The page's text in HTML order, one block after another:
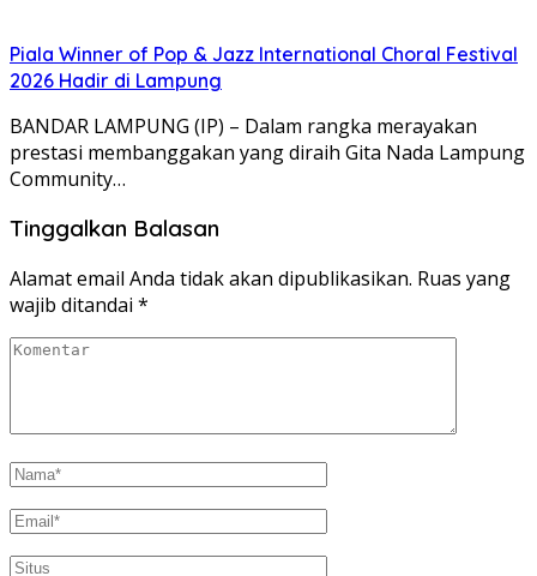
Piala Winner of Pop & Jazz International Choral Festival
2026 Hadir di Lampung
BANDAR LAMPUNG (IP) – Dalam rangka merayakan
prestasi membanggakan yang diraih Gita Nada Lampung
Community…
Tinggalkan Balasan
Alamat email Anda tidak akan dipublikasikan. Ruas yang
wajib ditandai *